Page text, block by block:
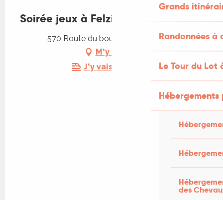
Grands
Randonnées
Le Tour du Lot
des
Soirée jeux à Felzins
570 Route du bourg, 46270 Felzins
M'y rendre
J'y vais en train !